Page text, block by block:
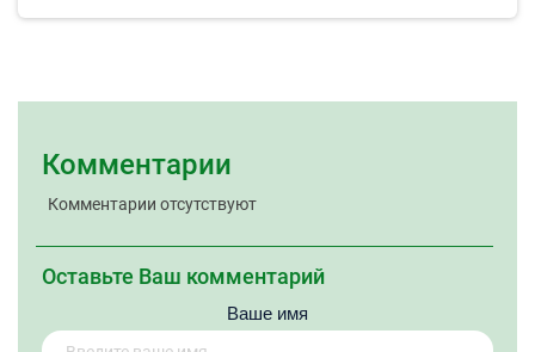
Комментарии
Комментарии отсутствуют
Оставьте Ваш комментарий
Ваше имя